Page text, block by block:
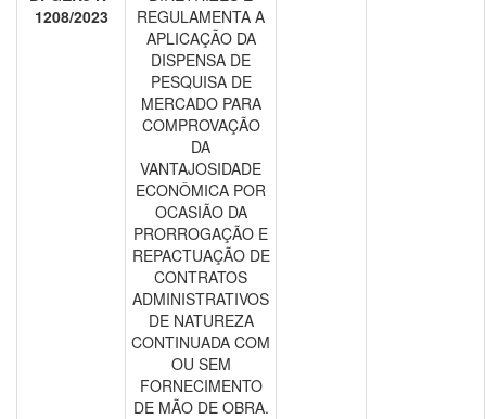
1208/2023
REGULAMENTA A
APLICAÇÃO DA
DISPENSA DE
PESQUISA DE
MERCADO PARA
COMPROVAÇÃO
DA
VANTAJOSIDADE
ECONÔMICA POR
OCASIÃO DA
PRORROGAÇÃO E
REPACTUAÇÃO DE
CONTRATOS
ADMINISTRATIVOS
DE NATUREZA
CONTINUADA COM
OU SEM
FORNECIMENTO
DE MÃO DE OBRA.